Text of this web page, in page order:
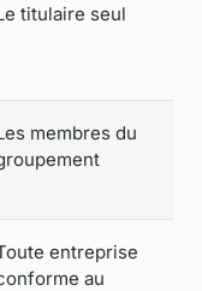
titulaire seul
membres du
entreprise
au